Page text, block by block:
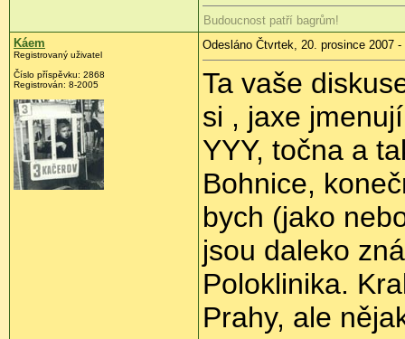
Budoucnost patří bagrům!
Káem
Registrovaný uživatel
Číslo příspěvku: 2868
Registrován: 8-2005
Odesláno Čtvrtek, 20. prosince 2007 -
Ta vaše
si , jaxe
YYY, točna a
Bohnice,
bych (jako
jsou daleko
Poloklinika.
Prahy, ale